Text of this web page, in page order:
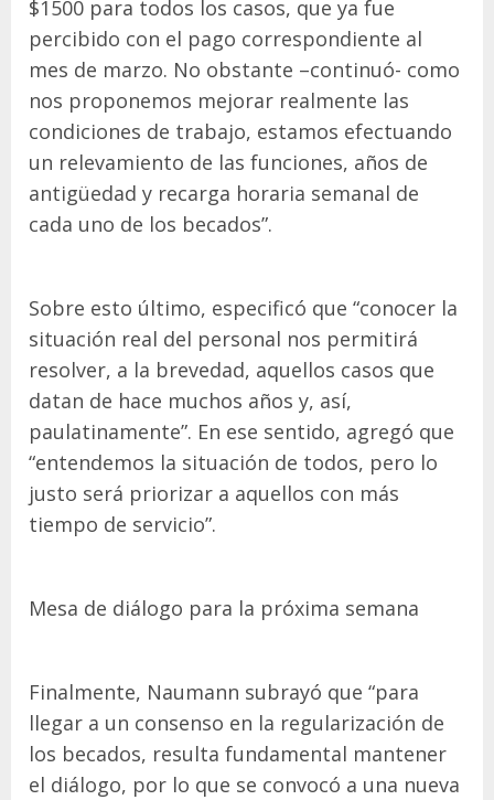
$1500 para todos los casos, que ya fue
percibido con el pago correspondiente al
mes de marzo. No obstante –continuó- como
nos proponemos mejorar realmente las
condiciones de trabajo, estamos efectuando
un relevamiento de las funciones, años de
antigüedad y recarga horaria semanal de
cada uno de los becados”.
Sobre esto último, especificó que “conocer la
situación real del personal nos permitirá
resolver, a la brevedad, aquellos casos que
datan de hace muchos años y, así,
paulatinamente”. En ese sentido, agregó que
“entendemos la situación de todos, pero lo
justo será priorizar a aquellos con más
tiempo de servicio”.
Mesa de diálogo para la próxima semana
Finalmente, Naumann subrayó que “para
llegar a un consenso en la regularización de
los becados, resulta fundamental mantener
el diálogo, por lo que se convocó a una nueva